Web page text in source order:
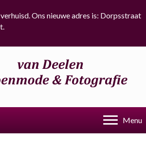
Ons nieuwe adres is: Dorpsstraat
Menu